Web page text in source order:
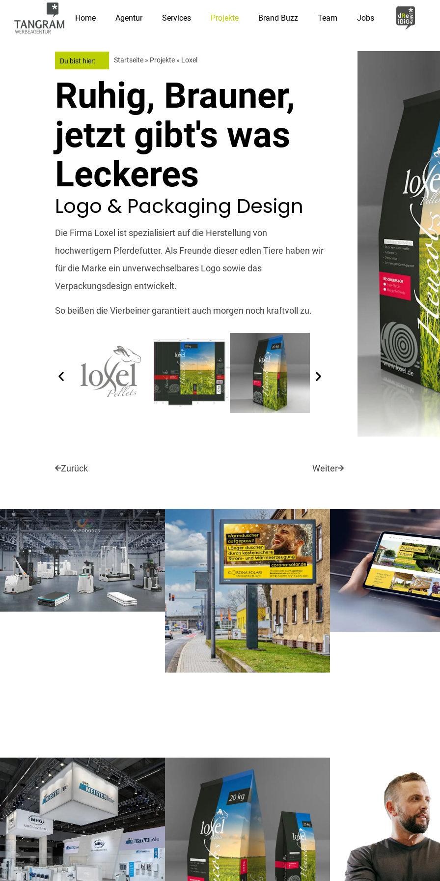
Home Agentur Services Projekte Brand Buzz Team Jobs
Du bist hier: Startseite» Projekte» Loxel
Ruhig, Brauner,
jetzt gibt's was
Leckeres
Logo & Packaging Design
Die Firma Loxel ist spezialisiert auf die Herstellung von
hochwertigem Pferdefutter. Als Freunde dieser edlen Tiere haben wir
für die Marke ein unverwechselbares Logo sowie das
Verpackungsdesign entwickelt.
So beißen die Vierbeiner garantiert auch morgen noch kraftvoll zu.
Zurück Weiter
3D Visualisierung Print Corporate Design Print Social Media
Webdesign
Corporate Design Print
360° Kommunikation im Raum
Database
Publishing Print
Verpackungsdesign